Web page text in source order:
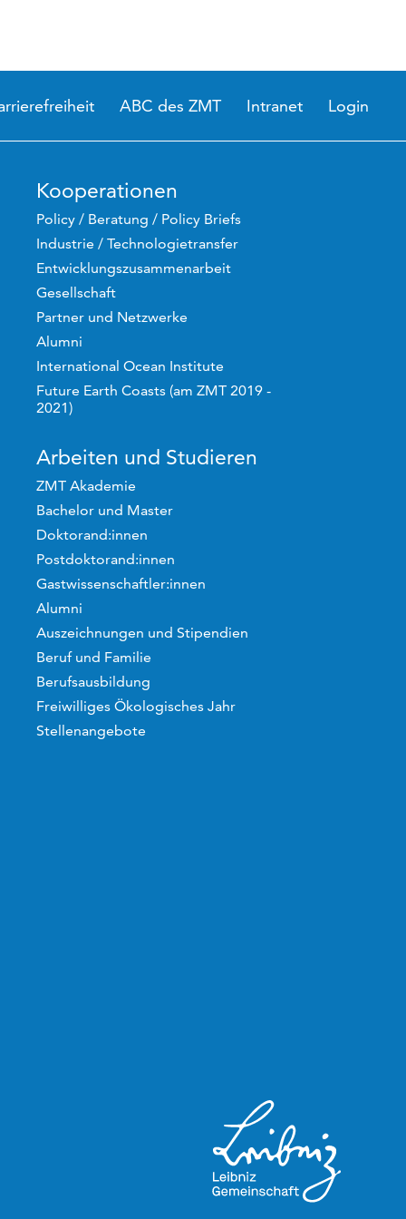
ABC des ZMT Intranet Login
Kooperationen
Policy / Beratung / Policy Briefs
Industrie / Technologietransfer
Entwicklungszusammenarbeit
Gesellschaft
Partner und Netzwerke
Alumni
International Ocean Institute
Future Earth Coasts (am ZMT 2019 -
2021)
Arbeiten und Studieren
ZMT Akademie
Bachelor und Master
Doktorand:innen
Postdoktorand:innen
Gastwissenschaftler:innen
Alumni
Auszeichnungen und Stipendien
Beruf und Familie
Berufsausbildung
Freiwilliges Ökologisches Jahr
Stellenangebote